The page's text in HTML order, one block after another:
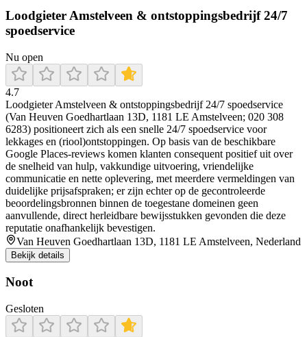
Loodgieter Amstelveen & ontstoppingsbedrijf 24/7
spoedservice
Nu open
4.7
Loodgieter Amstelveen & ontstoppingsbedrijf 24/7 spoedservice
(Van Heuven Goedhartlaan 13D, 1181 LE Amstelveen; 020 308
6283) positioneert zich als een snelle 24/7 spoedservice voor
lekkages en (riool)ontstoppingen. Op basis van de beschikbare
Google Places-reviews komen klanten consequent positief uit over
de snelheid van hulp, vakkundige uitvoering, vriendelijke
communicatie en nette oplevering, met meerdere vermeldingen van
duidelijke prijsafspraken; er zijn echter op de gecontroleerde
beoordelingsbronnen binnen de toegestane domeinen geen
aanvullende, direct herleidbare bewijsstukken gevonden die deze
reputatie onafhankelijk bevestigen.
Van Heuven Goedhartlaan 13D, 1181 LE Amstelveen, Nederland
Bekijk details
Noot
Gesloten